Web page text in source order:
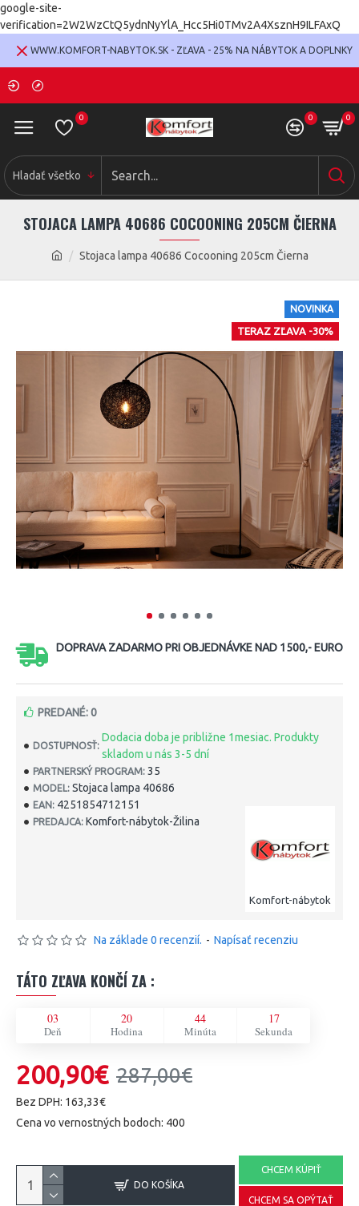
google-site-
verification=2W2WzCtQ5ydnNyYlA_Hcc5Hi0TMv2A4XsznH9ILFAxQ
WWW.KOMFORT-NABYTOK.SK - ZĽAVA - 25% NA NÁBYTOK A DOPLNKY
0 0 0
Hladať všetko
Stojaca lampa 40686 Cocooning 205cm Čierna
STOJACA LAMPA 40686 COCOONING 205CM ČIERNA
NOVINKA
TERAZ ZĽAVA -30%
DOPRAVA ZADARMO PRI OBJEDNÁVKE NAD 1500,- EURO
DOSTUPNOSŤ:
Dodacia doba je približne 1mesiac. Produkty
skladom u nás 3-5 dní
PARTNERSKÝ PROGRAM: 35
MODEL: Stojaca lampa 40686
EAN: 4251854712151
PREDAJCA: Komfort-nábytok-Žilina
Komfort-nábytok
PREDANÉ: 0
Na základe 0 recenzií. - Napísať recenziu
TÁTO ZĽAVA KONČÍ ZA :
03
Deň
20
Hodina
44
Minúta
17
Sekunda
200,90€ 287,00€
Bez DPH: 163,33€
Cena vo vernostných bodoch: 400
DO KOŠÍKA
CHCEM KÚPIŤ
CHCEM SA OPÝTAŤ